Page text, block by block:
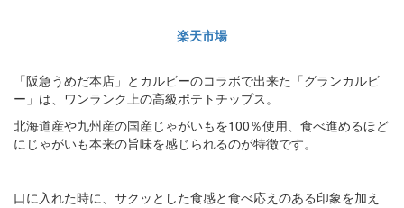
楽天市場
「阪急うめだ本店」とカルビーのコラボで出来た「グランカルビ
ー」は、ワンランク上の高級ポテトチップス。
北海道産や九州産の国産じゃがいもを100％使用、食べ進めるほど
にじゃがいも本来の旨味を感じられるのが特徴です。
口に入れた時に、サクッとした食感と食べ応えのある印象を加え